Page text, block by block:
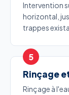
Intervention
horizontal,
trappes
Rinçage
Rinçage à